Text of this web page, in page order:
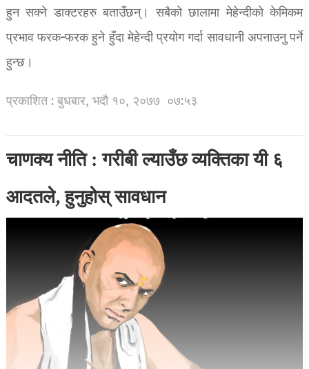
हुन सक्ने डाक्टरहरु बताउँछन्। सबैको छालामा मेहेन्दीको केमिकम
प्रभाव फरक-फरक हुने हुँदा मेहेन्दी प्रयोग गर्दा सावधानी अपनाउनु पर्ने
हुन्छ।
प्रकाशित : बुधबार, भदौ १०, २०७७ ०७:५३
चाणक्य नीति : गरीबी ल्याउँछ व्यक्तिका यी ६
आदतले, हुनुहोस् सावधान